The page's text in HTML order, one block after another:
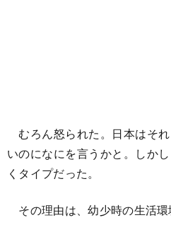
むろん怒られた。日本はそ
いのになにを言うかと。しか
くタイプだった。
その理由は、幼少時の生活環